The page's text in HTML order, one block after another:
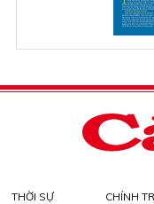
THỜI SỰ CHÍNH